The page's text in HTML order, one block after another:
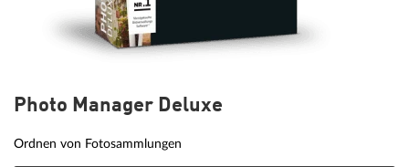
Photo Manager Deluxe
Ordnen von Fotosammlungen